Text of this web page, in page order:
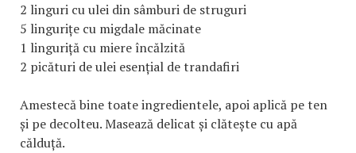
2 linguri cu ulei din sâmburi de struguri
5 lingurițe cu migdale măcinate
1 linguriță cu miere încălzită
2 picături de ulei esențial de trandafiri
Amestecă bine toate ingredientele, apoi aplică pe ten
și pe decolteu. Masează delicat și clătește cu apă
călduță.